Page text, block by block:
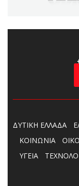
ΔΥΤΙΚΗ ΕΛΛΑΔΑ
ΚΟΙΝΩΝΙΑ
ΥΓΕΙΑ